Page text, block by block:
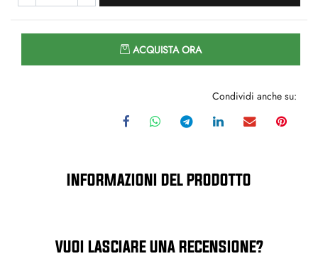
ACQUISTA ORA
Condividi anche su:
INFORMAZIONI DEL PRODOTTO
VUOI LASCIARE UNA RECENSIONE?